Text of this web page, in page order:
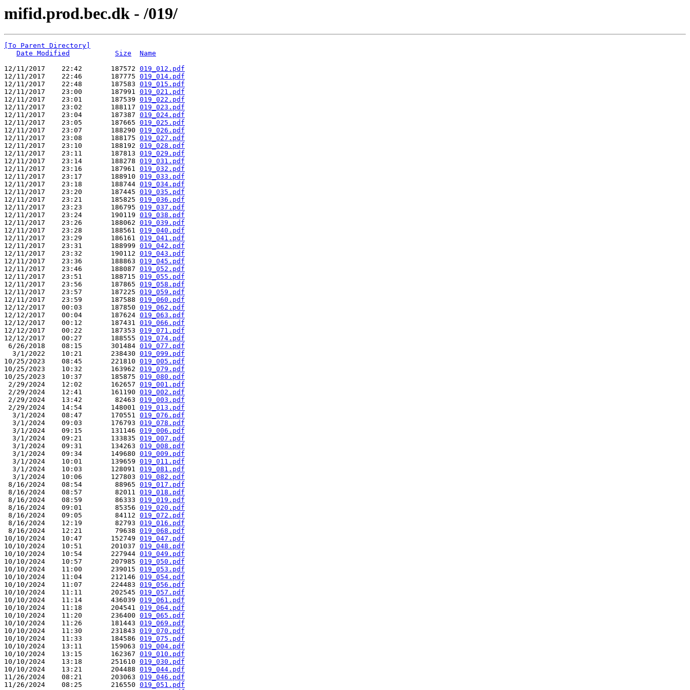
mifid.prod.bec.dk - /019/
[To Parent Directory]
Date Modified
Size
Name
12/11/2017    22:42       187572 019_012.pdf
12/11/2017    22:46       187775 019_014.pdf
12/11/2017    22:48       187583 019_015.pdf
12/11/2017    23:00       187991 019_021.pdf
12/11/2017    23:01       187539 019_022.pdf
12/11/2017    23:02       188117 019_023.pdf
12/11/2017    23:04       187387 019_024.pdf
12/11/2017    23:05       187665 019_025.pdf
12/11/2017    23:07       188290 019_026.pdf
12/11/2017    23:08       188175 019_027.pdf
12/11/2017    23:10       188192 019_028.pdf
12/11/2017    23:11       187813 019_029.pdf
12/11/2017    23:14       188278 019_031.pdf
12/11/2017    23:16       187961 019_032.pdf
12/11/2017    23:17       188910 019_033.pdf
12/11/2017    23:18       188744 019_034.pdf
12/11/2017    23:20       187445 019_035.pdf
12/11/2017    23:21       185825 019_036.pdf
12/11/2017    23:23       186795 019_037.pdf
12/11/2017    23:24       190119 019_038.pdf
12/11/2017    23:26       188062 019_039.pdf
12/11/2017    23:28       188561 019_040.pdf
12/11/2017    23:29       186161 019_041.pdf
12/11/2017    23:31       188999 019_042.pdf
12/11/2017    23:32       190112 019_043.pdf
12/11/2017    23:36       188863 019_045.pdf
12/11/2017    23:46       188087 019_052.pdf
12/11/2017    23:51       188715 019_055.pdf
12/11/2017    23:56       187865 019_058.pdf
12/11/2017    23:57       187225 019_059.pdf
12/11/2017    23:59       187588 019_060.pdf
12/12/2017    00:03       187850 019_062.pdf
12/12/2017    00:04       187624 019_063.pdf
12/12/2017    00:12       187431 019_066.pdf
12/12/2017    00:22       187353 019_071.pdf
12/12/2017    00:27       188555 019_074.pdf
6/26/2018    08:15       301484 019_077.pdf
3/1/2022    10:21       238430 019_099.pdf
10/25/2023    08:45       221810 019_005.pdf
10/25/2023    10:32       163962 019_079.pdf
10/25/2023    10:37       185875 019_080.pdf
2/29/2024    12:02       162657 019_001.pdf
2/29/2024    12:41       161190 019_002.pdf
2/29/2024    13:42        82463 019_003.pdf
2/29/2024    14:54       148001 019_013.pdf
3/1/2024    08:47       170551 019_076.pdf
3/1/2024    09:03       176793 019_078.pdf
3/1/2024    09:15       131146 019_006.pdf
3/1/2024    09:21       133835 019_007.pdf
3/1/2024    09:31       134263 019_008.pdf
3/1/2024    09:34       149680 019_009.pdf
3/1/2024    10:01       139659 019_011.pdf
3/1/2024    10:03       128091 019_081.pdf
3/1/2024    10:06       127803 019_082.pdf
8/16/2024    08:54        88965 019_017.pdf
8/16/2024    08:57        82011 019_018.pdf
8/16/2024    08:59        86333 019_019.pdf
8/16/2024    09:01        85356 019_020.pdf
8/16/2024    09:05        84112 019_072.pdf
8/16/2024    12:19        82793 019_016.pdf
8/16/2024    12:21        79638 019_068.pdf
10/10/2024    10:47       152749 019_047.pdf
10/10/2024    10:51       201037 019_048.pdf
10/10/2024    10:54       227944 019_049.pdf
10/10/2024    10:57       207985 019_050.pdf
10/10/2024    11:00       239015 019_053.pdf
10/10/2024    11:04       212146 019_054.pdf
10/10/2024    11:07       224483 019_056.pdf
10/10/2024    11:11       202545 019_057.pdf
10/10/2024    11:14       436039 019_061.pdf
10/10/2024    11:18       204541 019_064.pdf
10/10/2024    11:20       236400 019_065.pdf
10/10/2024    11:26       181443 019_069.pdf
10/10/2024    11:30       231843 019_070.pdf
10/10/2024    11:33       184586 019_075.pdf
10/10/2024    13:11       159063 019_004.pdf
10/10/2024    13:15       162367 019_010.pdf
10/10/2024    13:18       251610 019_030.pdf
10/10/2024    13:21       204488 019_044.pdf
11/26/2024    08:21       203063 019_046.pdf
11/26/2024    08:25       216550 019_051.pdf